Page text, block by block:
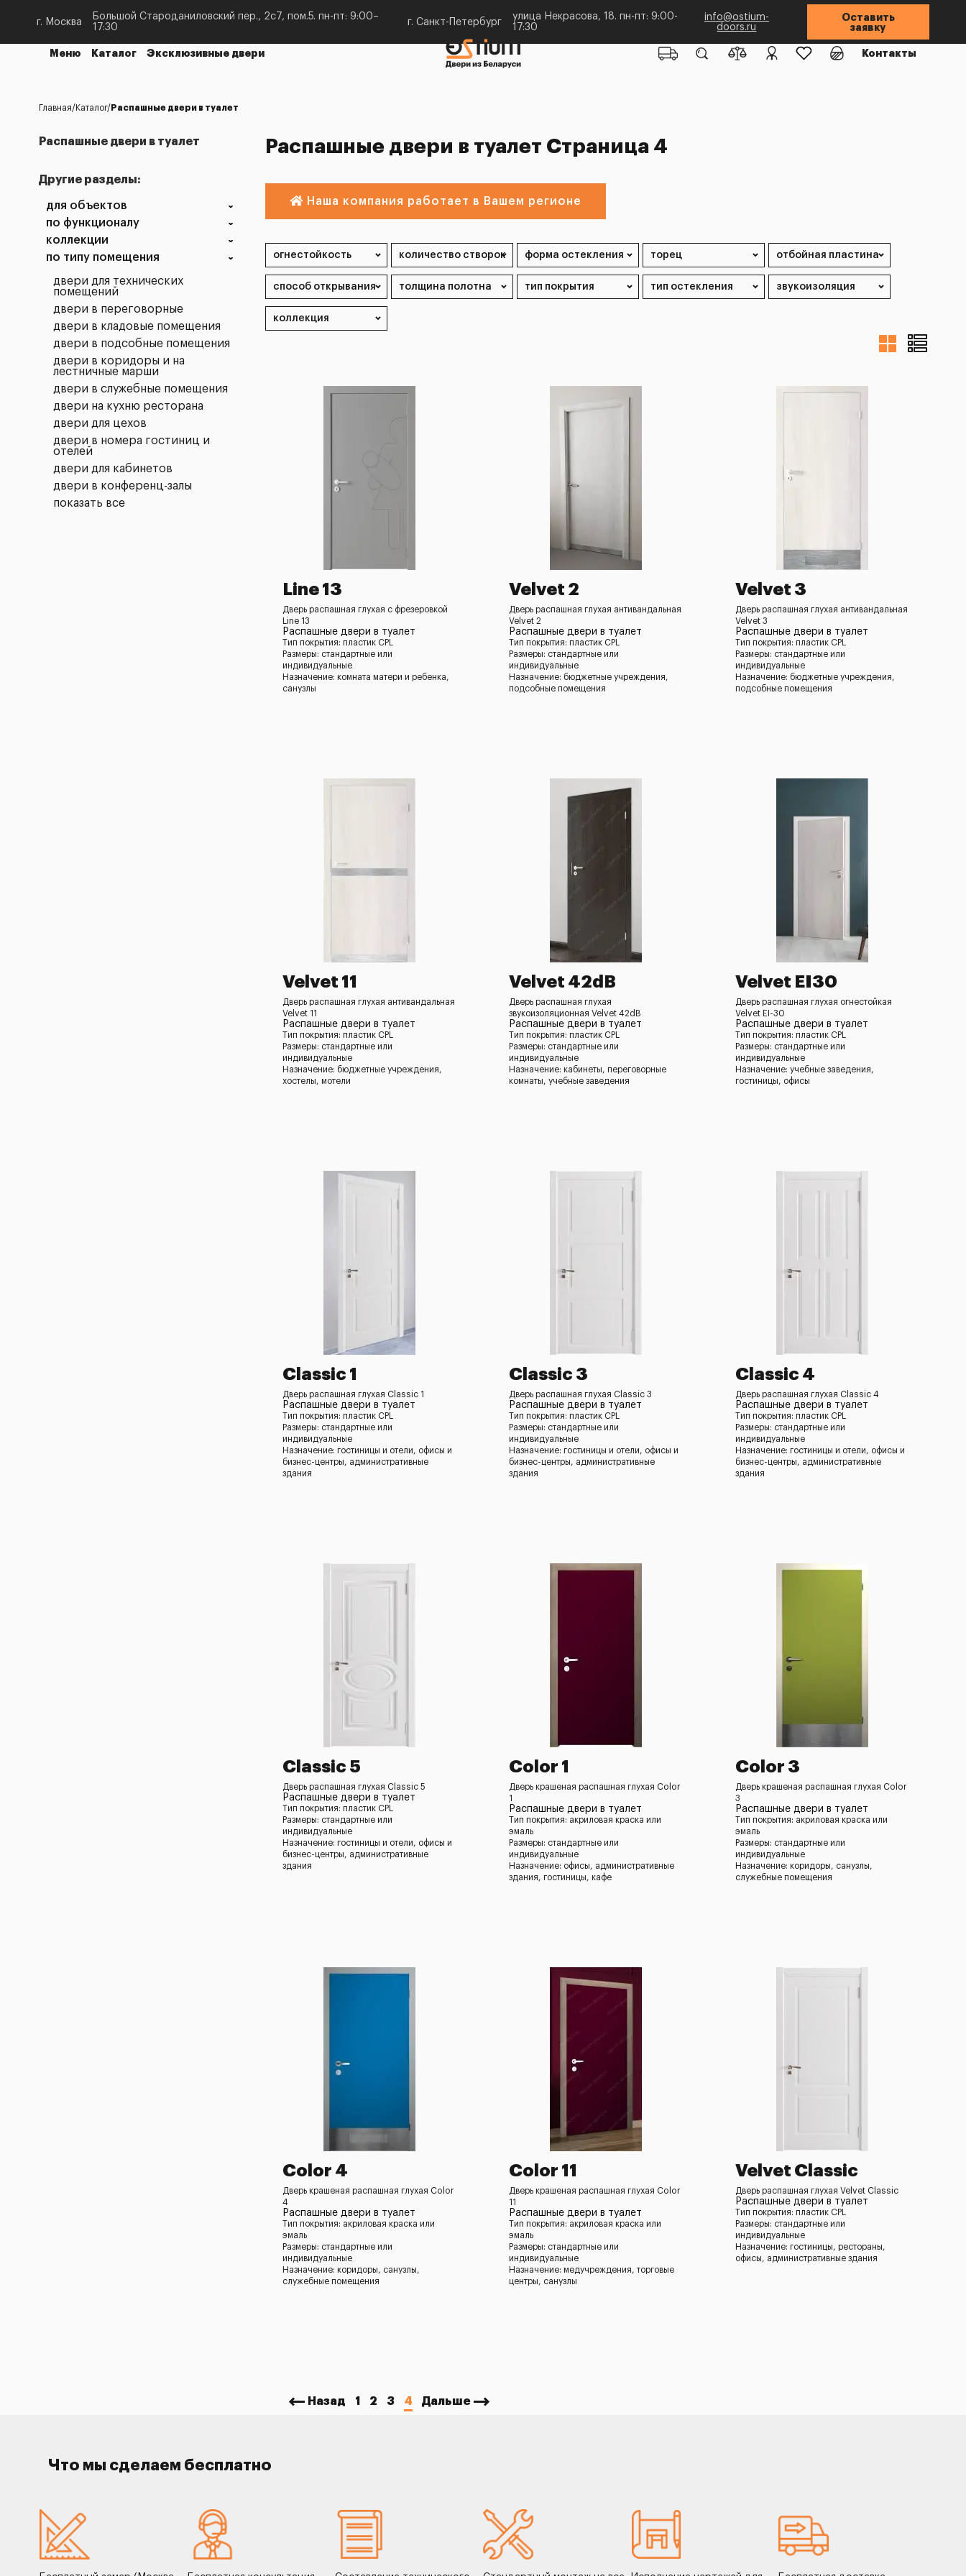
г. Москва
Большой Староданиловский пер., 2с7, пом.5. пн-пт: 9:00–
17:30
г. Санкт-Петербург
улица Некрасова, 18. пн-пт: 9:00-
17:30
info@ostium-
doors.ru
Оставить
заявку
Меню Каталог Эксклюзивные двери Контакты
Главная Каталог Распашные двери в туалет
Распашные двери в туалет
Другие разделы:
для объектов
по функционалу
коллекции
по типу помещения
двери для технических
помещений
двери в переговорные
двери в кладовые помещения
двери в подсобные помещения
двери в коридоры и на
лестничные марши
двери в служебные помещения
двери на кухню ресторана
двери для цехов
двери в номера гостиниц и
отелей
двери для кабинетов
двери в конференц-залы
показать все
Распашные двери в туалет Страница 4
Наша компания работает в Вашем регионе
Line 13
Дверь распашная глухая с фрезеровкой
Line 13
Распашные двери в туалет
Тип покрытия: пластик CPL
Размеры: стандартные или
индивидуальные
Назначение: комната матери и ребенка,
санузлы
Velvet 2
Дверь распашная глухая антивандальная
Velvet 2
Распашные двери в туалет
Тип покрытия: пластик CPL
Размеры: стандартные или
индивидуальные
Назначение: бюджетные учреждения,
подсобные помещения
Velvet 3
Дверь распашная глухая антивандальная
Velvet 3
Распашные двери в туалет
Тип покрытия: пластик CPL
Размеры: стандартные или
индивидуальные
Назначение: бюджетные учреждения,
подсобные помещения
Velvet 11
Дверь распашная глухая антивандальная
Velvet 11
Распашные двери в туалет
Тип покрытия: пластик CPL
Размеры: стандартные или
индивидуальные
Назначение: бюджетные учреждения,
хостелы, мотели
Velvet 42dB
Дверь распашная глухая
звукоизоляционная Velvet 42dB
Распашные двери в туалет
Тип покрытия: пластик CPL
Размеры: стандартные или
индивидуальные
Назначение: кабинеты, переговорные
комнаты, учебные заведения
Velvet EI30
Дверь распашная глухая огнестойкая
Velvet EI-30
Распашные двери в туалет
Тип покрытия: пластик CPL
Размеры: стандартные или
индивидуальные
Назначение: учебные заведения,
гостиницы, офисы
Classic 1
Дверь распашная глухая Classic 1
Распашные двери в туалет
Тип покрытия: пластик CPL
Размеры: стандартные или
индивидуальные
Назначение: гостиницы и отели, офисы и
бизнес-центры, административные
здания
Classic 3
Дверь распашная глухая Classic 3
Распашные двери в туалет
Тип покрытия: пластик CPL
Размеры: стандартные или
индивидуальные
Назначение: гостиницы и отели, офисы и
бизнес-центры, административные
здания
Classic 4
Дверь распашная глухая Classic 4
Распашные двери в туалет
Тип покрытия: пластик CPL
Размеры: стандартные или
индивидуальные
Назначение: гостиницы и отели, офисы и
бизнес-центры, административные
здания
Classic 5
Дверь распашная глухая Classic 5
Распашные двери в туалет
Тип покрытия: пластик CPL
Размеры: стандартные или
индивидуальные
Назначение: гостиницы и отели, офисы и
бизнес-центры, административные
здания
Color 1
Дверь крашеная распашная глухая Color
1
Распашные двери в туалет
Тип покрытия: акриловая краска или
эмаль
Размеры: стандартные или
индивидуальные
Назначение: офисы, административные
здания, гостиницы, кафе
Color 3
Дверь крашеная распашная глухая Color
3
Распашные двери в туалет
Тип покрытия: акриловая краска или
эмаль
Размеры: стандартные или
индивидуальные
Назначение: коридоры, санузлы,
служебные помещения
Color 4
Дверь крашеная распашная глухая Color
4
Распашные двери в туалет
Тип покрытия: акриловая краска или
эмаль
Размеры: стандартные или
индивидуальные
Назначение: коридоры, санузлы,
служебные помещения
Color 11
Дверь крашеная распашная глухая Color
11
Распашные двери в туалет
Тип покрытия: акриловая краска или
эмаль
Размеры: стандартные или
индивидуальные
Назначение: медучреждения, торговые
центры, санузлы
Velvet Classic
Дверь распашная глухая Velvet Classic
Распашные двери в туалет
Тип покрытия: пластик CPL
Размеры: стандартные или
индивидуальные
Назначение: гостиницы, рестораны,
офисы, административные здания
Назад 1 2 3 4 Дальше
Что мы сделаем бесплатно